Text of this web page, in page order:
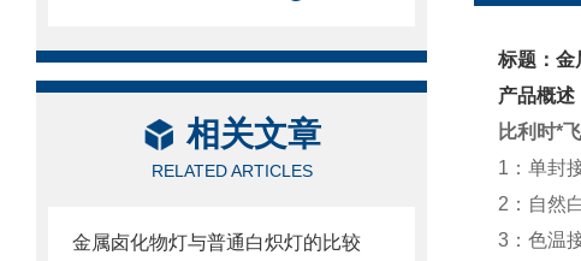
相关文章
RELATED ARTICLES
金属卤化物灯与普通白炽灯的比较
标题：金
产品概述
比利时*
1：单封
2：自然
3：色温